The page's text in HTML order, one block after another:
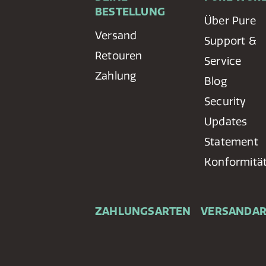
BESTELLUNG
Versand
Retouren
Zahlung
Über Pure
Support &
Service
Blog
Security
Updates
Statement
ZAHLUNGSARTEN